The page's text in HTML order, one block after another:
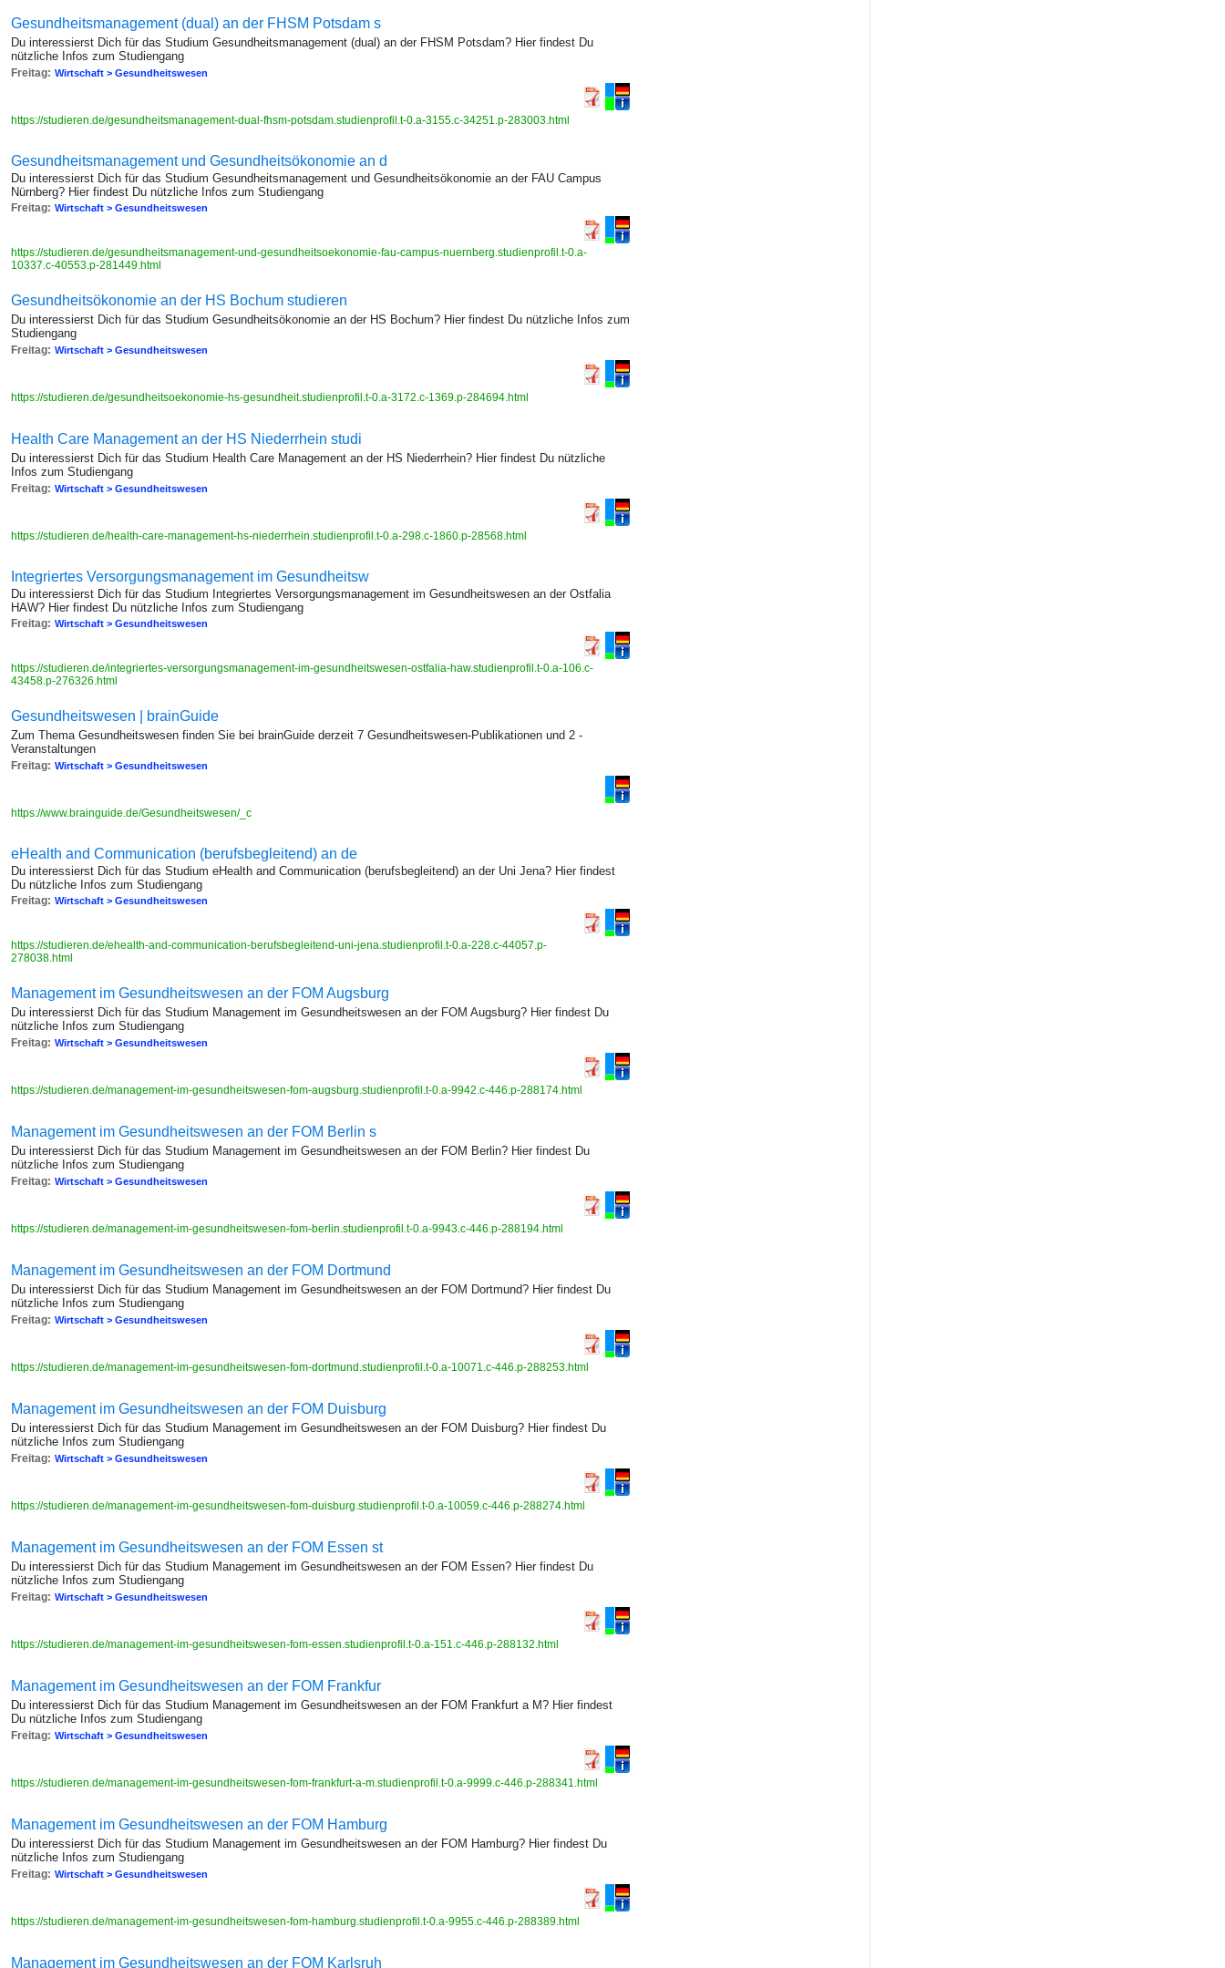
Gesundheitsmanagement (dual) an der FHSM Potsdam s
Du interessierst Dich für das Studium Gesundheitsmanagement (dual) an der FHSM Potsdam? Hier findest Du
nützliche Infos zum Studiengang
Freitag: Wirtschaft > Gesundheitswesen
https://studieren.de/gesundheitsmanagement-dual-fhsm-potsdam.studienprofil.t-0.a-3155.c-34251.p-283003.html
Gesundheitsmanagement und Gesundheitsökonomie an d
Du interessierst Dich für das Studium Gesundheitsmanagement und Gesundheitsökonomie an der FAU Campus
Nürnberg? Hier findest Du nützliche Infos zum Studiengang
Freitag: Wirtschaft > Gesundheitswesen
https://studieren.de/gesundheitsmanagement-und-gesundheitsoekonomie-fau-campus-nuernberg.studienprofil.t-0.a-
10337.c-40553.p-281449.html
Gesundheitsökonomie an der HS Bochum studieren
Du interessierst Dich für das Studium Gesundheitsökonomie an der HS Bochum? Hier findest Du nützliche Infos zum
Studiengang
Freitag: Wirtschaft > Gesundheitswesen
https://studieren.de/gesundheitsoekonomie-hs-gesundheit.studienprofil.t-0.a-3172.c-1369.p-284694.html
Health Care Management an der HS Niederrhein studi
Du interessierst Dich für das Studium Health Care Management an der HS Niederrhein? Hier findest Du nützliche
Infos zum Studiengang
Freitag: Wirtschaft > Gesundheitswesen
https://studieren.de/health-care-management-hs-niederrhein.studienprofil.t-0.a-298.c-1860.p-28568.html
Integriertes Versorgungsmanagement im Gesundheitsw
Du interessierst Dich für das Studium Integriertes Versorgungsmanagement im Gesundheitswesen an der Ostfalia
HAW? Hier findest Du nützliche Infos zum Studiengang
Freitag: Wirtschaft > Gesundheitswesen
https://studieren.de/integriertes-versorgungsmanagement-im-gesundheitswesen-ostfalia-haw.studienprofil.t-0.a-106.c-
43458.p-276326.html
Gesundheitswesen | brainGuide
Zum Thema Gesundheitswesen finden Sie bei brainGuide derzeit 7 Gesundheitswesen-Publikationen und 2 -
Veranstaltungen
Freitag: Wirtschaft > Gesundheitswesen
https://www.brainguide.de/Gesundheitswesen/_c
eHealth and Communication (berufsbegleitend) an de
Du interessierst Dich für das Studium eHealth and Communication (berufsbegleitend) an der Uni Jena? Hier findest
Du nützliche Infos zum Studiengang
Freitag: Wirtschaft > Gesundheitswesen
https://studieren.de/ehealth-and-communication-berufsbegleitend-uni-jena.studienprofil.t-0.a-228.c-44057.p-
278038.html
Management im Gesundheitswesen an der FOM Augsburg
Du interessierst Dich für das Studium Management im Gesundheitswesen an der FOM Augsburg? Hier findest Du
nützliche Infos zum Studiengang
Freitag: Wirtschaft > Gesundheitswesen
https://studieren.de/management-im-gesundheitswesen-fom-augsburg.studienprofil.t-0.a-9942.c-446.p-288174.html
Management im Gesundheitswesen an der FOM Berlin s
Du interessierst Dich für das Studium Management im Gesundheitswesen an der FOM Berlin? Hier findest Du
nützliche Infos zum Studiengang
Freitag: Wirtschaft > Gesundheitswesen
https://studieren.de/management-im-gesundheitswesen-fom-berlin.studienprofil.t-0.a-9943.c-446.p-288194.html
Management im Gesundheitswesen an der FOM Dortmund
Du interessierst Dich für das Studium Management im Gesundheitswesen an der FOM Dortmund? Hier findest Du
nützliche Infos zum Studiengang
Freitag: Wirtschaft > Gesundheitswesen
https://studieren.de/management-im-gesundheitswesen-fom-dortmund.studienprofil.t-0.a-10071.c-446.p-288253.html
Management im Gesundheitswesen an der FOM Duisburg
Du interessierst Dich für das Studium Management im Gesundheitswesen an der FOM Duisburg? Hier findest Du
nützliche Infos zum Studiengang
Freitag: Wirtschaft > Gesundheitswesen
https://studieren.de/management-im-gesundheitswesen-fom-duisburg.studienprofil.t-0.a-10059.c-446.p-288274.html
Management im Gesundheitswesen an der FOM Essen st
Du interessierst Dich für das Studium Management im Gesundheitswesen an der FOM Essen? Hier findest Du
nützliche Infos zum Studiengang
Freitag: Wirtschaft > Gesundheitswesen
https://studieren.de/management-im-gesundheitswesen-fom-essen.studienprofil.t-0.a-151.c-446.p-288132.html
Management im Gesundheitswesen an der FOM Frankfur
Du interessierst Dich für das Studium Management im Gesundheitswesen an der FOM Frankfurt a M? Hier findest
Du nützliche Infos zum Studiengang
Freitag: Wirtschaft > Gesundheitswesen
https://studieren.de/management-im-gesundheitswesen-fom-frankfurt-a-m.studienprofil.t-0.a-9999.c-446.p-288341.html
Management im Gesundheitswesen an der FOM Hamburg
Du interessierst Dich für das Studium Management im Gesundheitswesen an der FOM Hamburg? Hier findest Du
nützliche Infos zum Studiengang
Freitag: Wirtschaft > Gesundheitswesen
https://studieren.de/management-im-gesundheitswesen-fom-hamburg.studienprofil.t-0.a-9955.c-446.p-288389.html
Management im Gesundheitswesen an der FOM Karlsruh